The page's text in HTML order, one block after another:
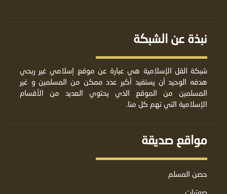
نبذة عن الشبكة
شبكة القل الإسلامية هي عبارة عن موقع إسلامي غير ربحي
هدفه الوحيد أن يستفيد أكبر عدد ممكن من المسلمين و غير
المسلمين من الموقع الذي يحتوي العديد من الأقسام
الإسلامية التي تهم كل منا.
مواقع صديقة
حصن المسلم
صوتيات